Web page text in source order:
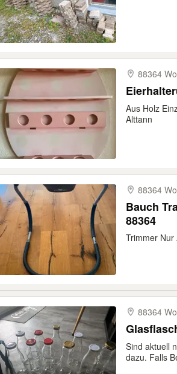
88364
Aus Holz
Alttann
88364
Bauch
88364
Trimmer Nur
88364
Sind aktuell
dazu. Falls